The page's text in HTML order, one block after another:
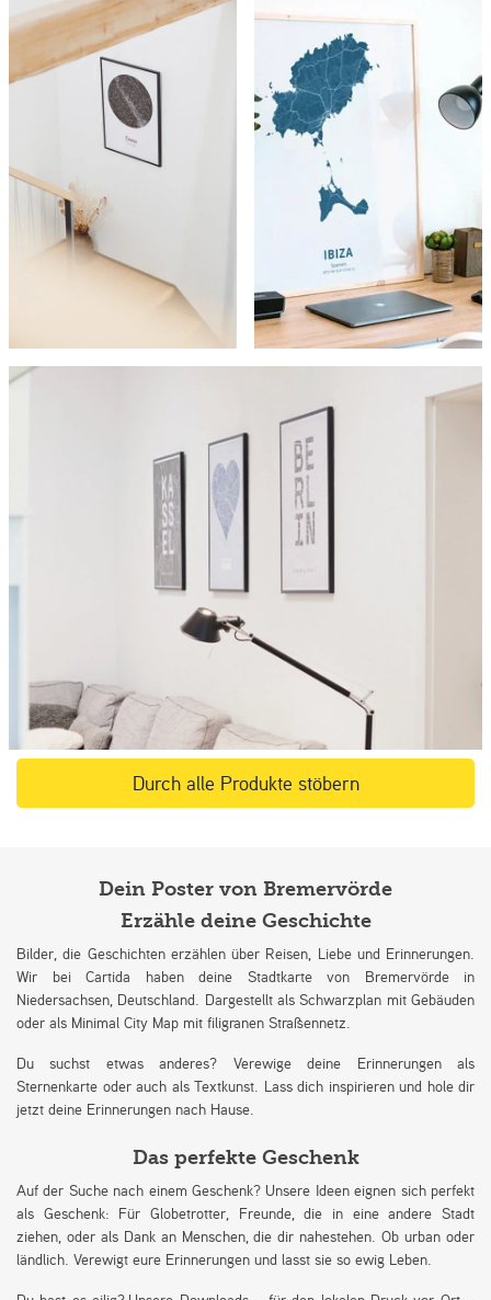
Durch alle Produkte stöbern
Dein Poster von Bremervörde
Erzähle deine Geschichte
Bilder, die Geschichten erzählen über Reisen, Liebe und Erinnerungen.
Wir bei Cartida haben deine Stadtkarte von Bremervörde in
Niedersachsen, Deutschland. Dargestellt als Schwarzplan mit Gebäuden
oder als Minimal City Map mit filigranen Straßennetz.
Du suchst etwas anderes? Verewige deine Erinnerungen als
Sternenkarte oder auch als Textkunst. Lass dich inspirieren und hole dir
jetzt deine Erinnerungen nach Hause.
Das perfekte Geschenk
Auf der Suche nach einem Geschenk? Unsere Ideen eignen sich perfekt
als Geschenk: Für Globetrotter, Freunde, die in eine andere Stadt
ziehen, oder als Dank an Menschen, die dir nahestehen. Ob urban oder
ländlich. Verewigt eure Erinnerungen und lasst sie so ewig Leben.